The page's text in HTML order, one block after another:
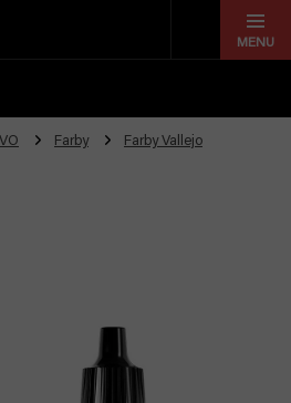
Farby
Farby Vallejo